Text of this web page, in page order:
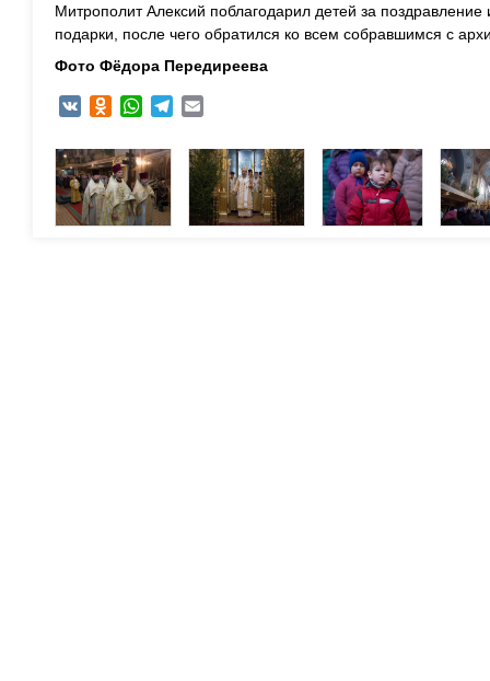
Митрополит Алексий поблагодарил детей за
подарки, после чего обратился ко всем собравшимся с
Фото Фёдора Передиреева
VK Odnoklassniki
WhatsAppTelegram